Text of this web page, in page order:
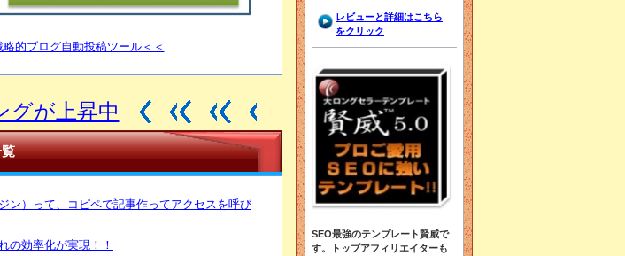
的ブログ自動投稿ツール＜＜
グが上昇中
ン）って、コピペで記事作ってアクセスを呼び
の効率化が実現！！
レビューと詳細はこちら
をクリック
SEO最強のテンプレート賢威で
す。トップアフィリエイターも